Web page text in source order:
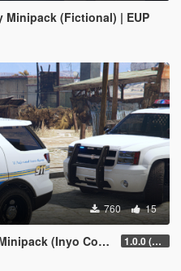
Minipack (Fictional) | EUP
760 15
| Carcol and DLS V2 Config 1.0.0 (Main Pack)